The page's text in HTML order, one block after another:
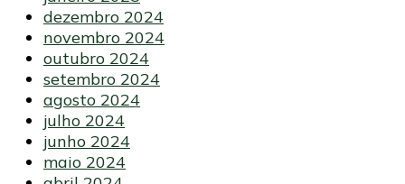
dezembro 2024
novembro 2024
outubro 2024
setembro 2024
agosto 2024
julho 2024
junho 2024
maio 2024